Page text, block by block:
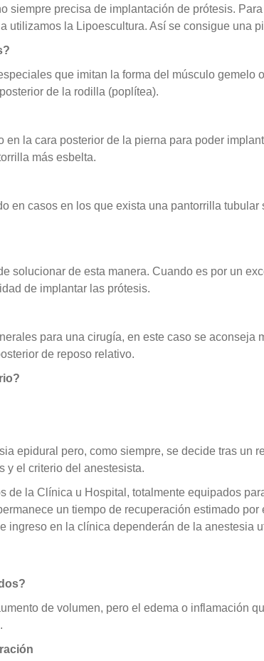
siempre precisa de implantación de prótesis.
utilizamos la Lipoescultura. Así se consigue una
que imitan la forma del músculo gemelo
de la rodilla (poplítea).
la cara posterior de la pierna para poder
más esbelta.
en casos en los que exista una pantorrilla tubular
solucionar de esta manera. Cuando es por un
de implantar las prótesis.
para una cirugía, en este caso se aconseja
de reposo relativo.
epidural pero, como siempre, se decide tras un
y el criterio del anestesista.
de la Clínica u Hospital, totalmente equipados
un tiempo de recuperación estimado
ingreso en la clínica dependerán de la anestesia
de volumen, pero el edema o inflamación